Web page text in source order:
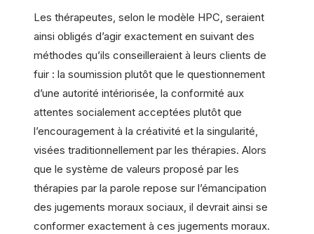
Les thérapeutes, selon le modèle HPC, seraient
ainsi obligés d’agir exactement en suivant des
méthodes qu’ils conseilleraient à leurs clients de
fuir : la soumission plutôt que le questionnement
d’une autorité intériorisée, la conformité aux
attentes socialement acceptées plutôt que
l’encouragement à la créativité et la singularité,
visées traditionnellement par les thérapies. Alors
que le système de valeurs proposé par les
thérapies par la parole repose sur l’émancipation
des jugements moraux sociaux, il devrait ainsi se
conformer exactement à ces jugements moraux.